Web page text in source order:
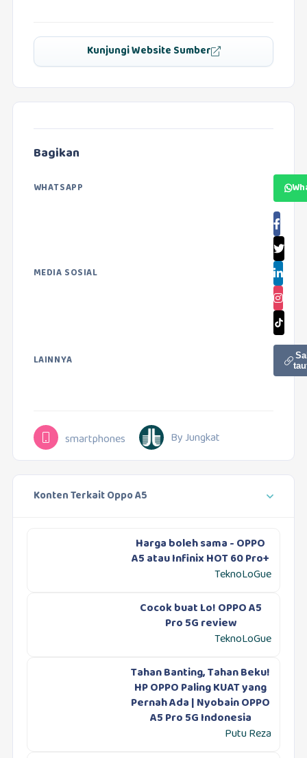
Kunjungi Website Sumber
Bagikan
WHATSAPP
MEDIA SOSIAL
LAINNYA
smartphones By Jungkat
Konten Terkait Oppo A5
Harga boleh sama - OPPO
A5 atau Infinix HOT 60 Pro+
TeknoLoGue
Cocok buat Lo! OPPO A5
Pro 5G review
TeknoLoGue
Tahan Banting, Tahan Beku!
HP OPPO Paling KUAT yang
Pernah Ada | Nyobain OPPO
A5 Pro 5G Indonesia
Putu Reza